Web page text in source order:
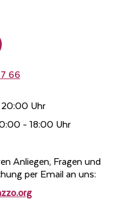
66
Uhr
- 18:00 Uhr
Anliegen, Fragen und
per Email an uns: